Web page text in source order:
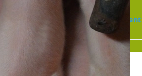
Opret agent
/ håndmand søges til